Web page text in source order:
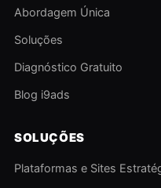
Abordagem Única
Soluções
Diagnóstico Gratuito
Blog i9ads
SOLUÇÕES
Plataformas e Sites